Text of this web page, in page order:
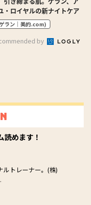
・ロイヤルの新ナイトケア
ラン｜美的.com)
by
めます！
ルトレーナー。(株)